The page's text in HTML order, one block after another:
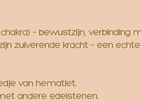
– bewustzijn, verbinding
zuiverende kracht – een
van hematiet.
andere edelstenen.